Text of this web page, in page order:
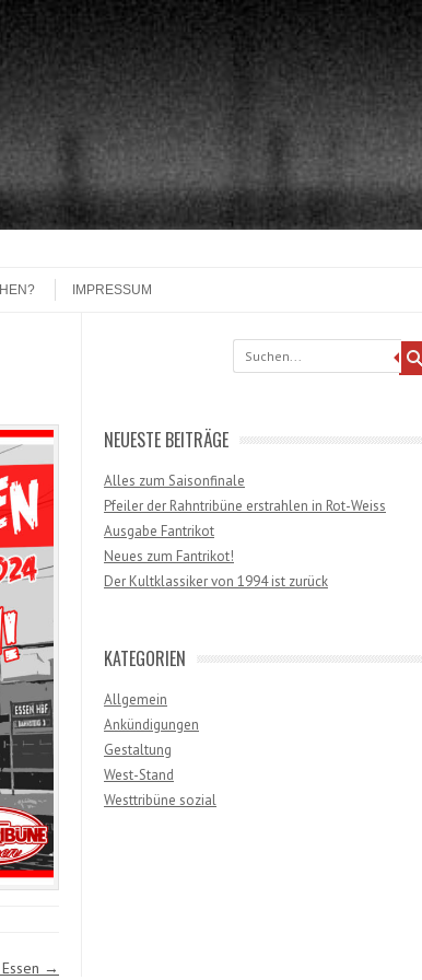
IMPRESSUM
→
NEUESTE BEITRÄGE
Alles zum Saisonfinale
Pfeiler der Rahntribüne erstrahlen in Rot-Weiss
Ausgabe Fantrikot
Neues zum Fantrikot!
Der Kultklassiker von 1994 ist zurück
KATEGORIEN
Allgemein
Ankündigungen
Gestaltung
West-Stand
Westtribüne sozial